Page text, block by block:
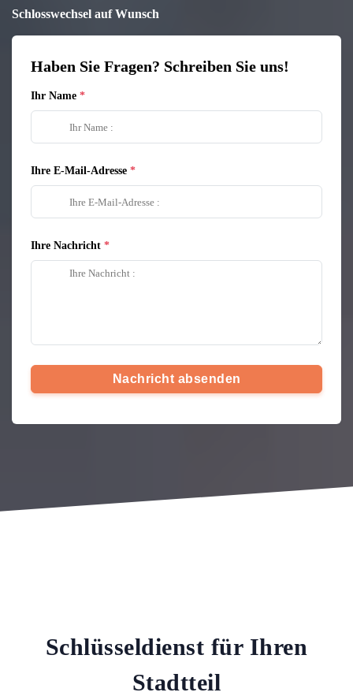
Schlosswechsel auf Wunsch
Haben Sie Fragen? Schreiben Sie uns!
Ihr Name
Ihre E-Mail-Adresse
Ihre Nachricht
Nachricht absenden
Schlüsseldienst für Ihren
Stadtteil